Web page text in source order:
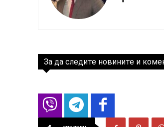
За да следите новините и